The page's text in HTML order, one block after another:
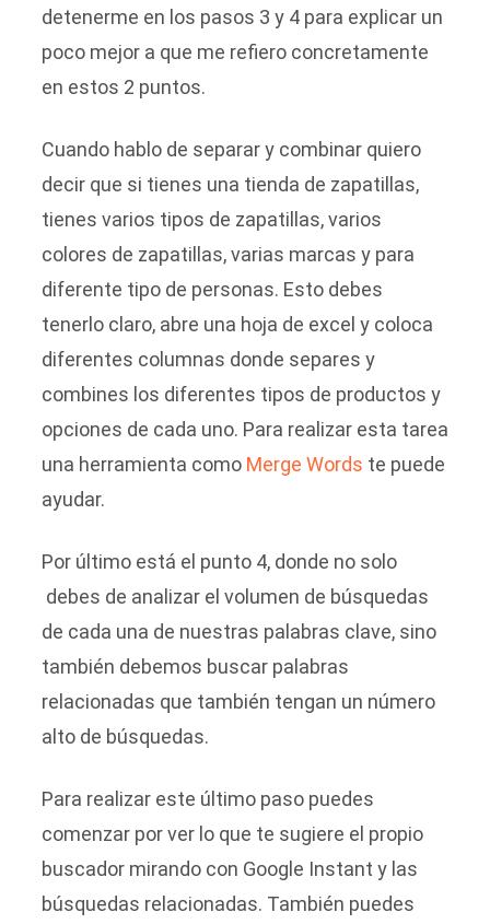
detenerme en los pasos 3 y 4 para explicar un
poco mejor a que me refiero concretamente
en estos 2 puntos.
Cuando hablo de separar y combinar quiero
decir que si tienes una tienda de zapatillas,
tienes varios tipos de zapatillas, varios
colores de zapatillas, varias marcas y para
diferente tipo de personas. Esto debes
tenerlo claro, abre una hoja de excel y coloca
diferentes columnas donde separes y
combines los diferentes tipos de productos y
opciones de cada uno. Para realizar esta tarea
una herramienta como Merge Words te puede
ayudar.
Por último está el punto 4, donde no solo
debes de analizar el volumen de búsquedas
de cada una de nuestras palabras clave, sino
también debemos buscar palabras
relacionadas que también tengan un número
alto de búsquedas.
Para realizar este último paso puedes
comenzar por ver lo que te sugiere el propio
buscador mirando con Google Instant y las
búsquedas relacionadas. También puedes